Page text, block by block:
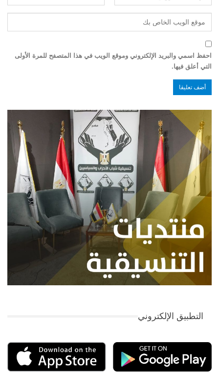
احفظ اسمي والبريد الإلكتروني وموقع الويب في هذا المتصفح للمرة الأولى
التي أعلق فيها.
التطبيق الإلكتروني